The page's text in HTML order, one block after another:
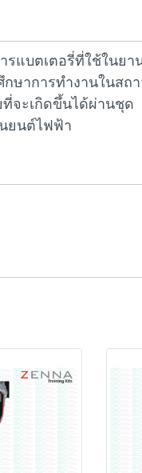
รแบตเตอรี่ที่ใช้ใน
าการทำงานในสถ
ที่จะเกิดขึ้นได้ผ่
ยนต์ไฟฟ้า